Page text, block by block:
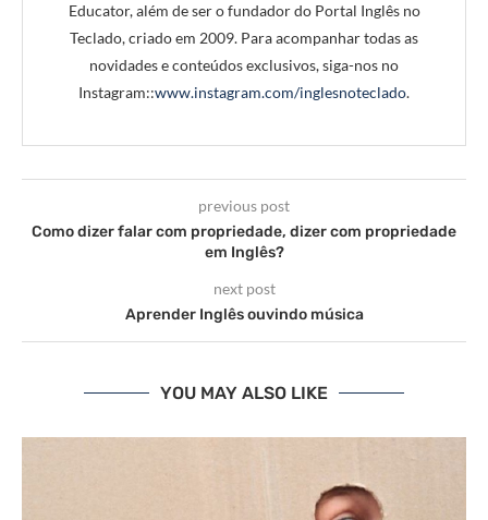
Educator, além de ser o fundador do Portal Inglês no
Teclado, criado em 2009. Para acompanhar todas as
novidades e conteúdos exclusivos, siga-nos no
Instagram::www.instagram.com/inglesnoteclado.
previous post
Como dizer falar com propriedade, dizer com propriedade
em Inglês?
next post
Aprender Inglês ouvindo música
YOU MAY ALSO LIKE